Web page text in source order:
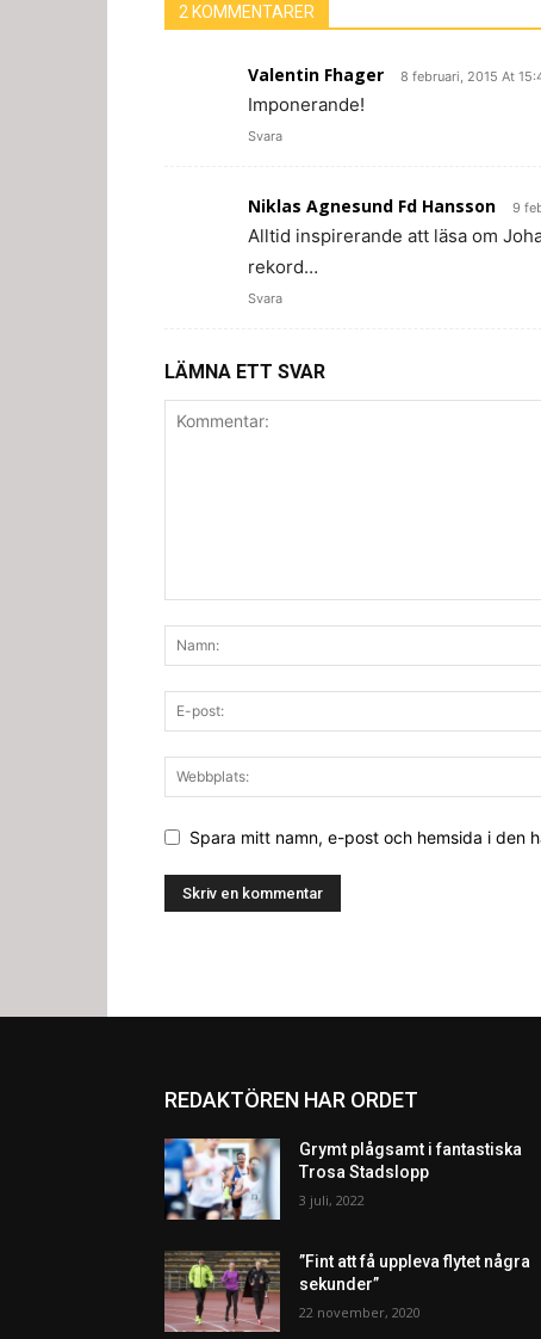
2 KOMMENTARER
Valentin Fhager 8 februari, 2015 At
Imponerande!
Svara
Niklas Agnesund Fd Hansson 9
Alltid inspirerande att läsa om
rekord…
Svara
LÄMNA ETT SVAR
Spara mitt namn, e-post och hemsida i den
REDAKTÖREN HAR ORDET
Grymt plågsamt i fantastiska
Trosa Stadslopp
3 juli, 2022
”Fint att få uppleva flytet några
sekunder”
22 november, 2020